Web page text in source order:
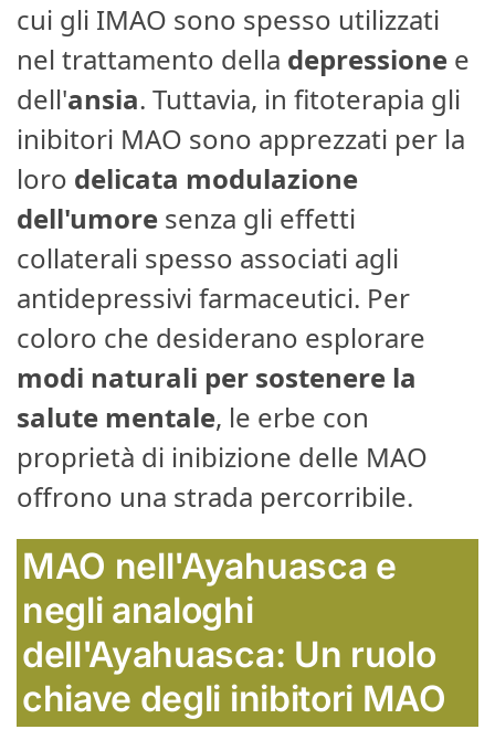
cui gli IMAO sono spesso utilizzati
nel trattamento della depressione e
dell'ansia. Tuttavia, in fitoterapia gli
inibitori MAO sono apprezzati per la
loro delicata modulazione
dell'umore senza gli effetti
collaterali spesso associati agli
antidepressivi farmaceutici. Per
coloro che desiderano esplorare
modi naturali per sostenere la
salute mentale, le erbe con
proprietà di inibizione delle MAO
offrono una strada percorribile.
MAO nell'Ayahuasca e
negli analoghi
dell'Ayahuasca: Un ruolo
chiave degli inibitori MAO